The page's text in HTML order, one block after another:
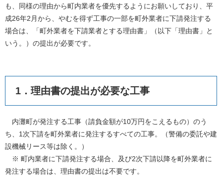
も、同様の理由から町内業者を優先するようにお願いしており、平
成26年2月から、やむを得ず工事の一部を町外業者に下請発注する
場合は、「町外業者を下請業者とする理由書」（以下「理由書」と
いう。）の提出が必要です。
1．理由書の提出が必要な工事
内灘町が発注する工事（請負金額が10万円をこえるもの）のう
ち、1次下請を町外業者に発注するすべての工事。（警備の委託や建
設機械リース等は除く。）
※ 町内業者に下請発注する場合、及び2次下請以降を町外業者に
発注する場合は、理由書の提出は不要です。